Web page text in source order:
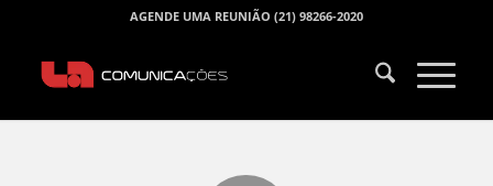
AGENDE UMA REUNIÃO (21) 98266-2020